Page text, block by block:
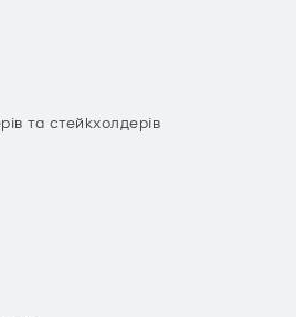
та стейкхолдерів